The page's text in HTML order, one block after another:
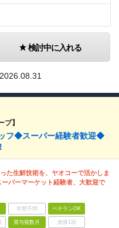
検討中に入れる
2026.08.31
】
フ◆スーパー経験者歓迎◆
た生鮮技術を、ヤオコーで活かしま
ーパーマーケット経験者、大歓迎で
学歴不問 ベテランOK
賞与複数月 面接1回